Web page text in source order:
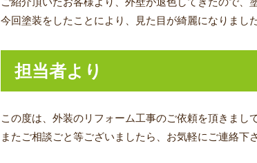
今回塗装をしたことにより、見た目が綺麗になりました
担当者より
この度は、外装のリフォーム工事のご依頼を頂きまし
またご相談ごと等ございましたら、お気軽にご連絡下さ